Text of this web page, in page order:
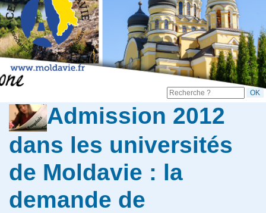
Admission 2012
dans les universités
de Moldavie : la
demande de